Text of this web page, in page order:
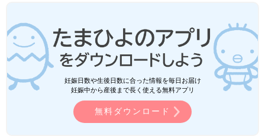
妊娠日数や生後日数に合った情報を毎日お届け
妊娠中から産後まで長く使える無料アプリ
無料ダウンロード